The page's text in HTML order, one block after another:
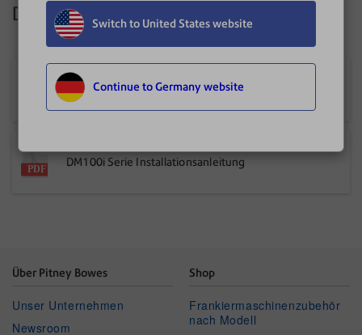
Switch to United States website
Continue to Germany website
Dokumente und Software
Digitales Frankiersystem Serie DM100i
Bedienungsanleitung
DM100i Serie Installationsanleitung
Über Pitney Bowes
Unser Unternehmen
Newsroom
Shop
Frankiermaschinenzubehör
nach Modell